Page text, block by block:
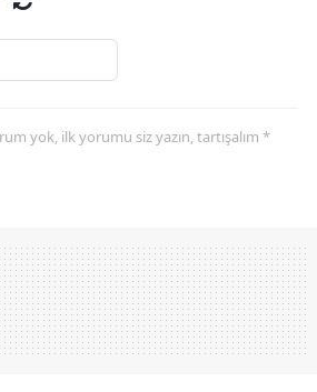
yok, ilk yorumu siz yazın, tartışalım *